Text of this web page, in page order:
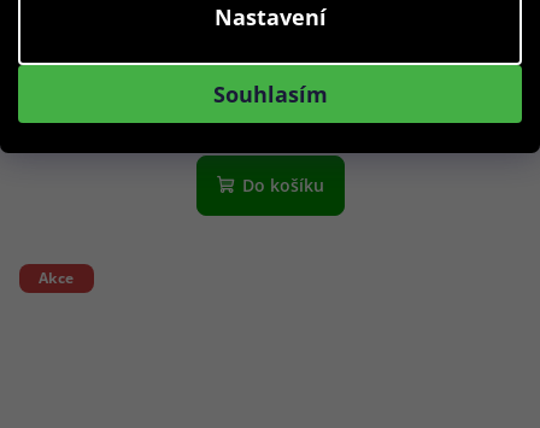
Nastavení
Souhlasím
639 Kč
Skladem
Do košíku
Akce